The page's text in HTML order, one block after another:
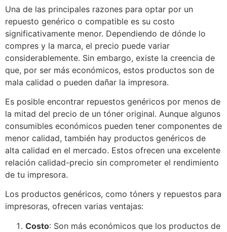
Una de las principales razones para optar por un
repuesto genérico o compatible es su costo
significativamente menor. Dependiendo de dónde lo
compres y la marca, el precio puede variar
considerablemente. Sin embargo, existe la creencia de
que, por ser más económicos, estos productos son de
mala calidad o pueden dañar la impresora.
Es posible encontrar repuestos genéricos por menos de
la mitad del precio de un tóner original. Aunque algunos
consumibles económicos pueden tener componentes de
menor calidad, también hay productos genéricos de
alta calidad en el mercado. Estos ofrecen una excelente
relación calidad-precio sin comprometer el rendimiento
de tu impresora.
Los productos genéricos, como tóners y repuestos para
impresoras, ofrecen varias ventajas:
Costo: Son más económicos que los productos de